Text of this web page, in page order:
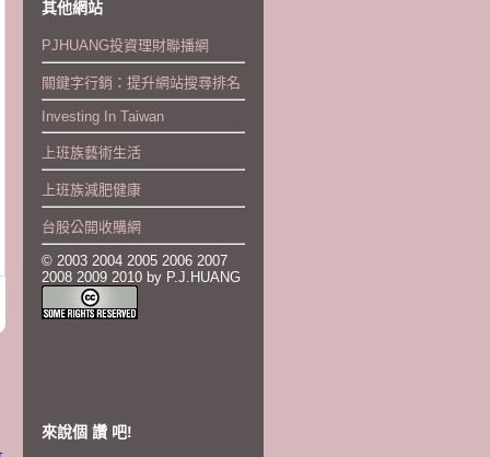
其他網站
PJHUANG投資理財聯播網
關鍵字行銷：提升網站搜尋排名
Investing In Taiwan
上班族藝術生活
上班族減肥健康
台股公開收購網
© 2003 2004 2005 2006 2007
2008 2009 2010 by P.J.HUANG
來說個 讚 吧!